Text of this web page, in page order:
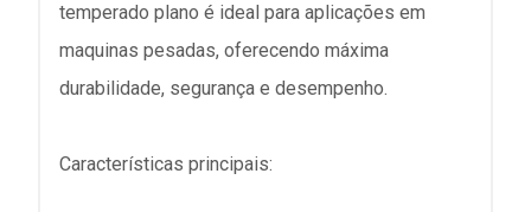
temperado plano é ideal para aplicações em
maquinas pesadas, oferecendo máxima
durabilidade, segurança e desempenho.
Características principais: